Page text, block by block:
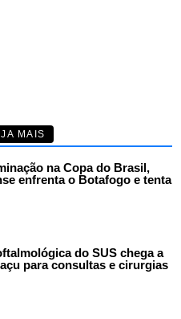
MAIS
na Copa do Brasil,
enfrenta o Botafogo e tenta
do SUS chega a
para consultas e cirurgias